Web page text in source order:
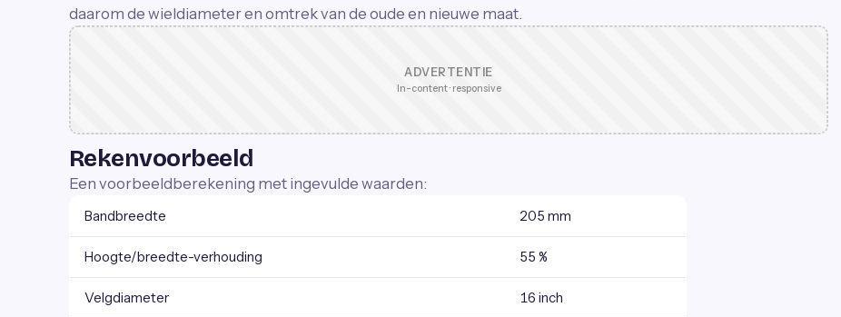
daarom de wieldiameter en omtrek van de oude en nieuwe maat.
ADVERTENTIE
In-content · responsive
Rekenvoorbeeld
Een voorbeeldberekening met ingevulde waarden:
Bandbreedte 205 mm
Hoogte/breedte-verhouding 55 %
Velgdiameter 16 inch